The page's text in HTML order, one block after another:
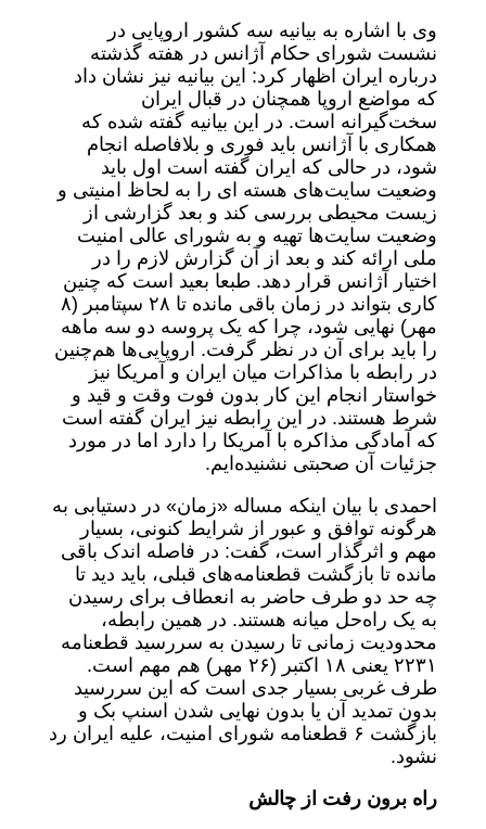
وی با اشاره به بیانیه سه کشور اروپایی در
نشست شورای حکام آژانس در هفته گذشته
درباره ایران اظهار کرد: این بیانیه نیز نشان داد
که مواضع اروپا همچنان در قبال ایران
سخت‌گیرانه است. در این بیانیه گفته شده که
همکاری با آژانس باید فوری و بلافاصله انجام
شود، در حالی که ایران گفته است اول باید
وضعیت سایت‌های هسته ای را به لحاظ امنیتی و
زیست محیطی بررسی کند و بعد گزارشی‌ از
وضعیت سایت‌ها تهیه و به شورای عالی امنیت
ملی ارائه کند و بعد از آن گزارش لازم را در
اختیار آژانس قرار دهد. طبعا بعید است که چنین
کاری بتواند در زمان باقی مانده تا ۲۸ سپتامبر (۸
مهر) نهایی شود، چرا که یک پروسه دو سه ماهه
را باید برای آن در نظر گرفت. اروپایی‌ها هم‌چنین
در رابطه با مذاکرات میان ایران و آمریکا نیز
خواستار انجام این کار بدون فوت وقت و قید و
شرط هستند. در این رابطه نیز ایران گفته است
که آمادگی مذاکره با آمریکا را دارد اما در مورد
جزئیات آن صحبتی نشنیده‌ایم.
احمدی با بیان اینکه مساله‌ «زمان» در دستیابی به
هرگونه توافق و عبور از شرایط کنونی، بسیار
مهم و اثرگذار است، گفت: در فاصله اندک باقی
مانده تا بازگشت قطعنامه‌های قبلی، باید دید تا
چه حد دو طرف حاضر به انعطاف برای رسیدن
به یک راه‌حل میانه هستند. در همین رابطه،
محدودیت زمانی تا رسیدن به سررسید قطعنامه
۲۲۳۱ یعنی ۱۸ اکتبر (۲۶ مهر) هم مهم است.
طرف غربی بسیار جدی است که این سررسید
بدون تمدید آن یا بدون نهایی شدن اسنپ بک و
بازگشت ۶ قطعنامه شورای امنیت، علیه ایران رد
نشود.
راه برون رفت از چالش